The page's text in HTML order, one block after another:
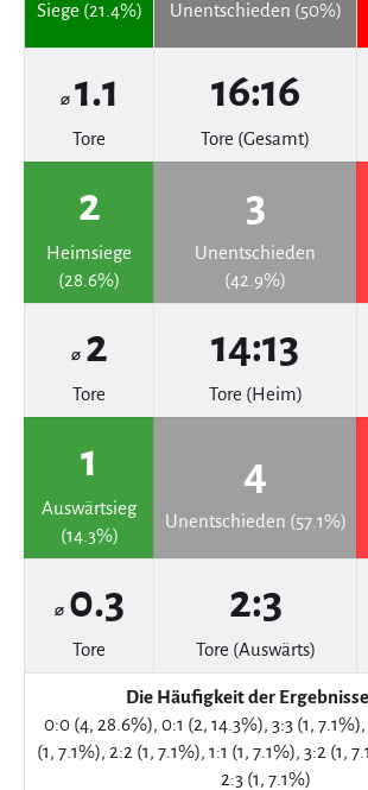
Siege (21.4%) Unentschieden (50%)
⌀ 1.1
Tore
16:16
Tore (Gesamt)
2
Heimsiege
(28.6%)
3
Unentschieden
(42.9%)
⌀ 2
Tore
14:13
Tore (Heim)
1
Auswärtsieg
(14.3%)
4
Unentschieden (57.1%)
⌀ 0.3
Tore
2:3
Tore (Auswärts)
Die Häufigkeit der
0:0 (4, 28.6%), 0:1 (2, 14.3%), 3:3 (1, 7.1%),
(1, 7.1%), 2:2 (1, 7.1%), 1:1 (1, 7.1%), 3:2 (1,
2:3 (1, 7.1%)